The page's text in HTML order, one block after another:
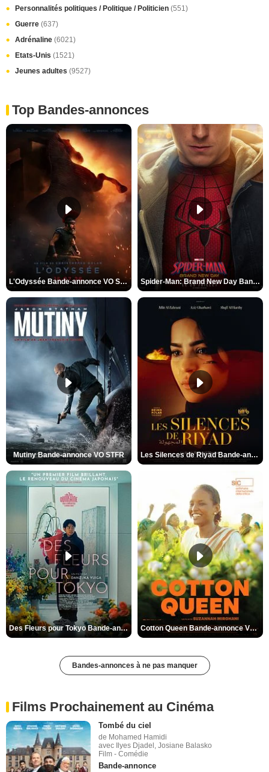
Personnalités politiques / Politique / Politicien (551)
Guerre (637)
Adrénaline (6021)
Etats-Unis (1521)
Jeunes adultes (9527)
Top Bandes-annonces
L'Odyssée Bande-annonce VO STFR Spider-Man: Brand New Day Bande-annonce VO STFR
Mutiny Bande-annonce VO STFR Les Silences de Riyad Bande-annonce VO STFR
Des Fleurs pour Tokyo Bande-annonce VO STFR Cotton Queen Bande-annonce VO STFR
Bandes-annonces à ne pas manquer
Films Prochainement au Cinéma
Tombé du ciel
de Mohamed Hamidi
avec Ilyes Djadel, Josiane Balasko
Film - Comédie
Bande-annonce